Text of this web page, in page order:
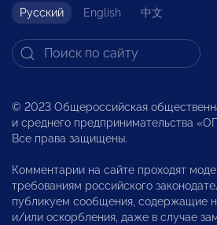
Русский English 中文
© 2023 Общероссийская
и среднего предпринимательства
Все права защищены.
Комментарии на сайте проходят
требованиям российского
публикуем сообщения, содержащие
и/или оскорбления, даже в случае